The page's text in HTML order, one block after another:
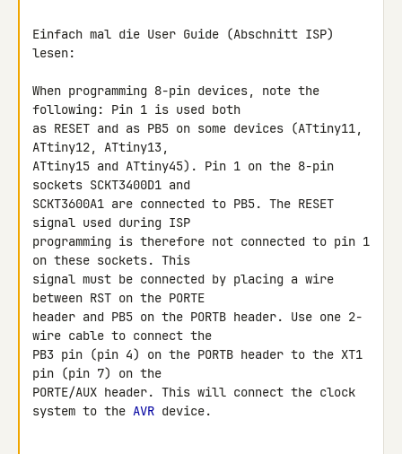
Einfach mal die User Guide (Abschnitt ISP)
lesen:
When programming 8-pin devices, note the
following: Pin 1 is used both
as RESET and as PB5 on some devices (ATtiny11,
ATtiny12, ATtiny13,
ATtiny15 and ATtiny45). Pin 1 on the 8-pin
sockets SCKT3400D1 and
SCKT3600A1 are connected to PB5. The RESET
signal used during ISP
programming is therefore not connected to pin 1
on these sockets. This
signal must be connected by placing a wire
between RST on the PORTE
header and PB5 on the PORTB header. Use one 2-
wire cable to connect the
PB3 pin (pin 4) on the PORTB header to the XT1
pin (pin 7) on the
PORTE/AUX header. This will connect the clock
system to the AVR device.